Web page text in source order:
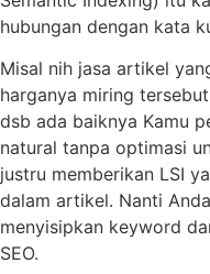
hubungan dengan kata
Misal nih jasa artikel
harganya miring
dsb ada baiknya Kamu
natural tanpa optimasi
justru memberikan LSI
dalam artikel. Nanti
menyisipkan keyword
SEO.